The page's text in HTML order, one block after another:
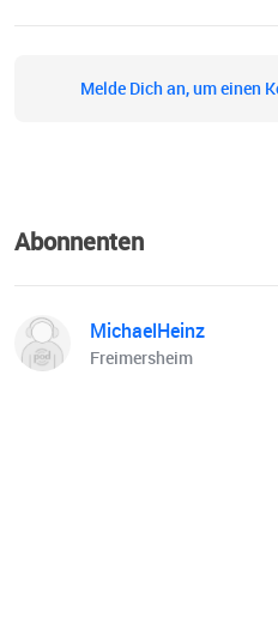
Melde Dich an, um einen
Abonnenten
MichaelHeinz
Freimersheim